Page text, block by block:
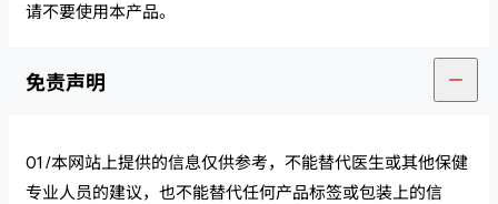
请不要使用本产品。
免责声明
01 /本网站上提供的信息仅供参考，不能替代医生或其他保健
专业人员的建议，也不能替代任何产品标签或包装上的信